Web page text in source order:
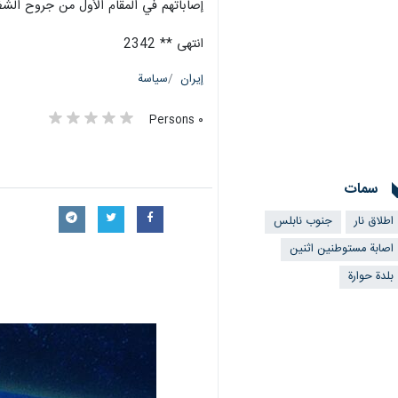
إصاباتهم في المقام الأول من جروح
انتهى ** 2342
إيران سياسة
٠ Persons
سمات
اطلاق نار
جنوب نابلس
اصابة مستوطنين اثنين
بلدة حوارة